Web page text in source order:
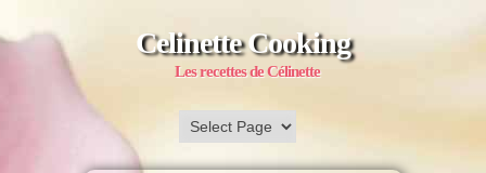
Celinette Cooking
Les recettes de Célinette